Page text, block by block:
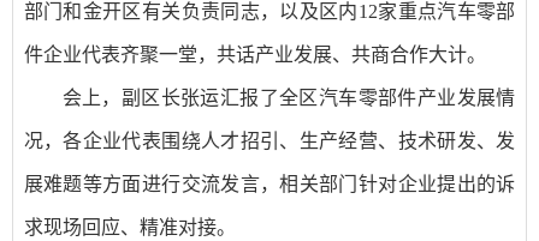
部门和金开区有关负责同志，以及区内12家重点汽车零部
件企业代表齐聚一堂，共话产业发展、共商合作大计。
会上，副区长张运汇报了全区汽车零部件产业发展情
况，各企业代表围绕人才招引、生产经营、技术研发、发
展难题等方面进行交流发言，相关部门针对企业提出的诉
求现场回应、精准对接。